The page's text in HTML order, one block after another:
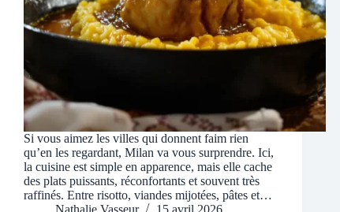
Si vous aimez les villes qui donnent faim rien
qu’en les regardant, Milan va vous surprendre. Ici,
la cuisine est simple en apparence, mais elle cache
des plats puissants, réconfortants et souvent très
raffinés. Entre risotto, viandes mijotées, pâtes et…
Nathalie Vasseur
15 avril 2026